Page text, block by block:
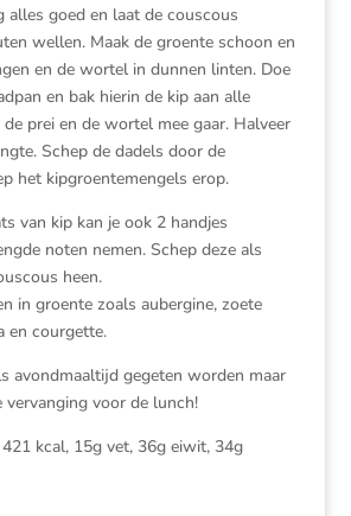
alles goed en laat de couscous
wellen. Maak de groente schoon en
en de wortel in dunnen linten. Doe
en bak hierin de kip aan alle
prei en de wortel mee gaar. Halveer
Schep de dadels door de
het kipgroentemengels erop.
van kip kan je ook 2 handjes
noten nemen. Schep deze als
heen.
in groente zoals aubergine, zoete
en courgette.
avondmaaltijd gegeten worden maar
vervanging voor de lunch!
kcal, 15g vet, 36g eiwit, 34g